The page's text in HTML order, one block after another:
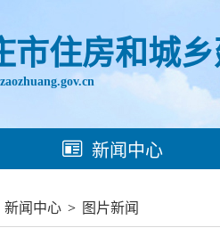
市住房和城
新闻中心
新闻中心 > 图片新闻